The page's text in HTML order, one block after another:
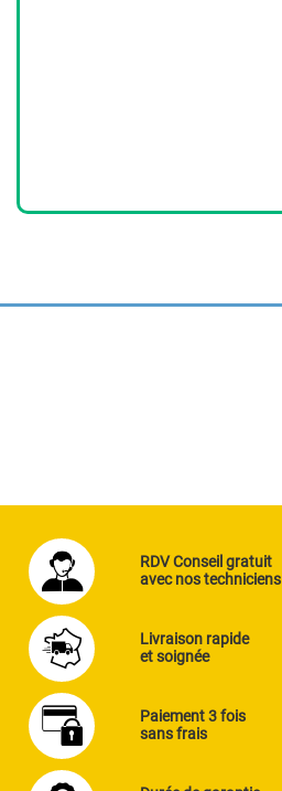
RDV Conseil gratuit
avec nos techniciens
Livraison rapide
et soignée
Paiement 3 fois
sans frais